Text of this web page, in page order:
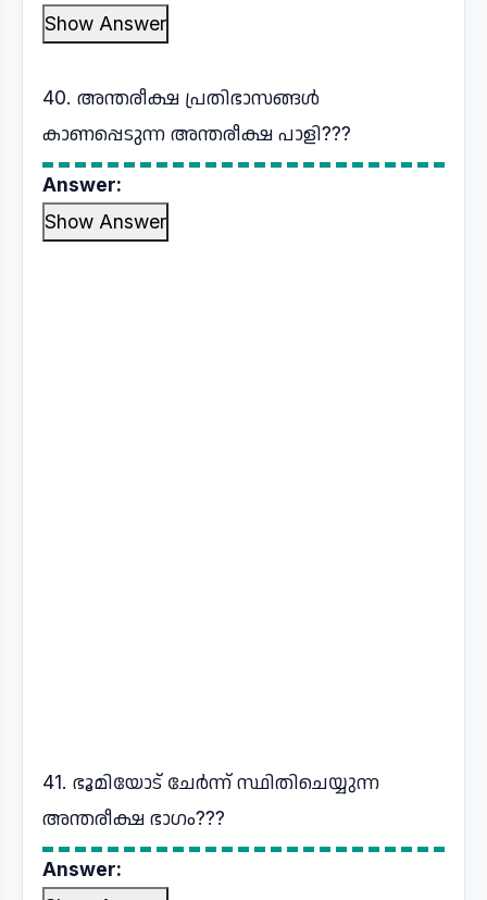
Show Answer
40. അന്തരീക്ഷ പ്രതിഭാസങ്ങൾ
കാണപ്പെടുന്ന അന്തരീക്ഷ പാളി???
Answer:
Show Answer
41. ഭൂമിയോട് ചേർന്ന് സ്ഥിതിചെയ്യുന്ന
അന്തരീക്ഷ ഭാഗം???
Answer: